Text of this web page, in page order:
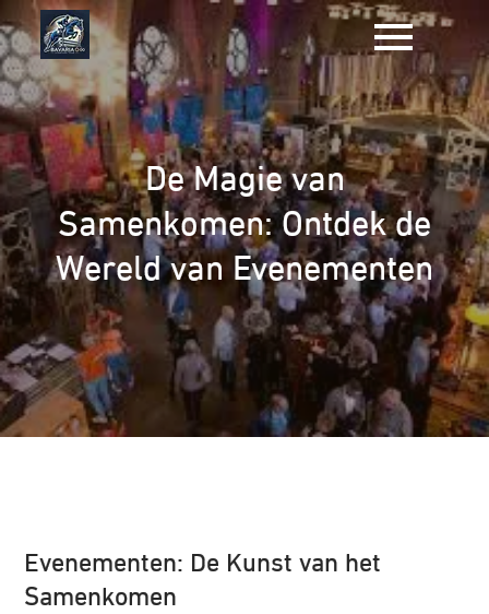
Naar
de
inhoud
gaan
De Magie van
Samenkomen: Ontdek de
Wereld van Evenementen
Evenementen: De Kunst van het
Samenkomen